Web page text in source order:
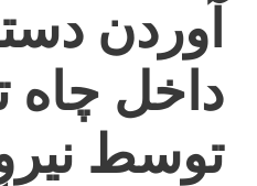
آوردن
داخل چاه
توسط